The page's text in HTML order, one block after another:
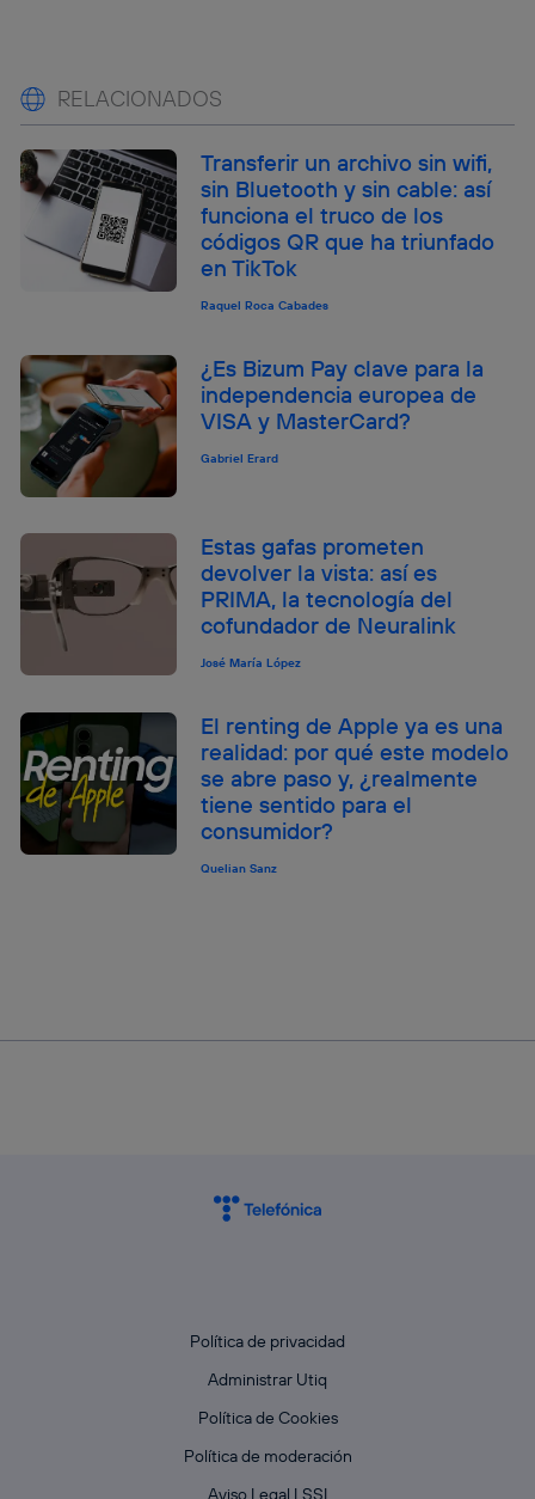
RELACIONADOS
Transferir un archivo sin wifi,
sin Bluetooth y sin cable: así
funciona el truco de los
códigos QR que ha triunfado
en TikTok
Raquel Roca Cabades
¿Es Bizum Pay clave para la
independencia europea de
VISA y MasterCard?
Gabriel Erard
Estas gafas prometen
devolver la vista: así es
PRIMA, la tecnología del
cofundador de Neuralink
José María López
El renting de Apple ya es una
realidad: por qué este modelo
se abre paso y, ¿realmente
tiene sentido para el
consumidor?
Quelian Sanz
Política de privacidad
Administrar Utiq
Política de Cookies
Política de moderación
Aviso Legal LSSI